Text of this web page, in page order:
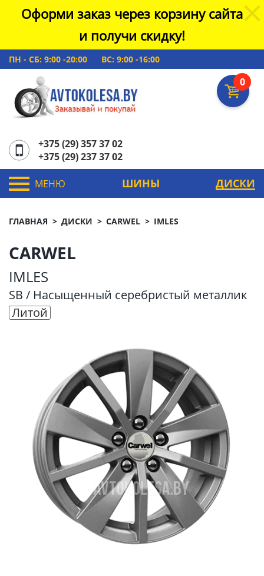
Оформи заказ через корзину сайта
и получи скидку!
ПН - СБ: 9:00 -20:00 ВС: 9:00 -16:00
0
+375 (29) 357 37 02
+375 (29) 237 37 02
МЕНЮ ШИНЫ ДИСКИ
ГЛАВНАЯ ДИСКИ CARWEL IMLES
CARWEL
IMLES
SB / Насыщенный серебристый металлик
Литой